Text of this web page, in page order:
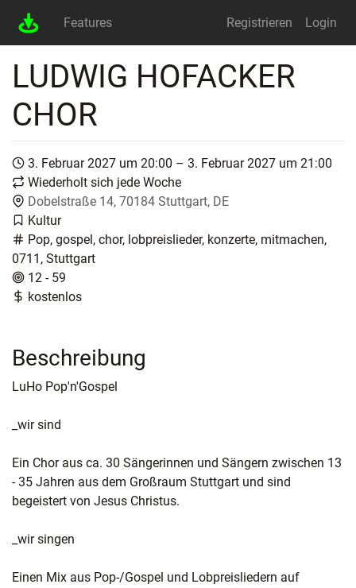
Features Registrieren Login
LUDWIG HOFACKER
CHOR
3. Februar 2027 um 20:00 – 3. Februar 2027 um 21:00
Wiederholt sich jede Woche
Dobelstraße 14, 70184 Stuttgart, DE
Kultur
Pop, gospel, chor, lobpreislieder, konzerte, mitmachen,
0711, Stuttgart
12 - 59
kostenlos
Beschreibung
LuHo Pop'n'Gospel
_wir sind
Ein Chor aus ca. 30 Sängerinnen und Sängern zwischen 13
- 35 Jahren aus dem Großraum Stuttgart und sind
begeistert von Jesus Christus.
_wir singen
Einen Mix aus Pop-/Gospel und Lobpreisliedern auf